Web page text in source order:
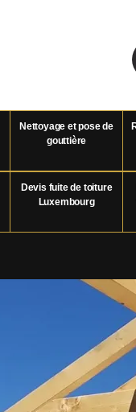
Nettoyage et pose de
gouttière
Devis fuite de toiture
Luxembourg